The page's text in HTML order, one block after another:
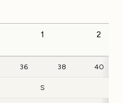
1 2
36 38 40
S